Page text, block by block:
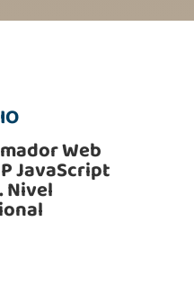
Web
JavaScript
Nivel